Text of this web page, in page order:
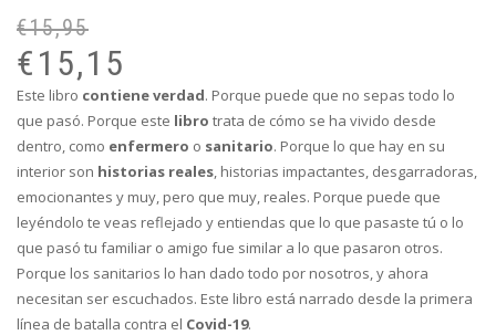
€15,95
€15,15
Este libro contiene verdad. Porque puede que no sepas todo lo
que pasó. Porque este libro trata de cómo se ha vivido desde
dentro, como enfermero o sanitario. Porque lo que hay en su
interior son historias reales, historias impactantes, desgarradoras,
emocionantes y muy, pero que muy, reales. Porque puede que
leyéndolo te veas reflejado y entiendas que lo que pasaste tú o lo
que pasó tu familiar o amigo fue similar a lo que pasaron otros.
Porque los sanitarios lo han dado todo por nosotros, y ahora
necesitan ser escuchados. Este libro está narrado desde la primera
línea de batalla contra el Covid-19.